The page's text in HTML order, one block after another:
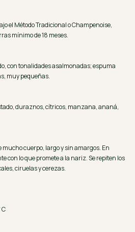
el Método Tradicional o Champenoise,
mínimo de 18 meses.
con tonalidades asalmonadas; espuma
muy pequeñas.
duraznos, cítricos, manzana, ananá,
mucho cuerpo, largo y sin amargos. En
con lo que promete a la nariz. Se repiten los
ciruelas y cerezas.